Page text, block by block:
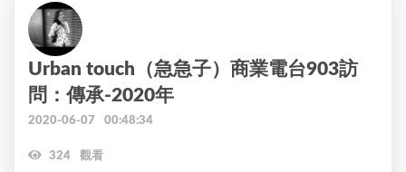
Urban touch（急急子）商業電台903訪
問：傳承-2020年
2020-06-07 00:48:34
324 觀看